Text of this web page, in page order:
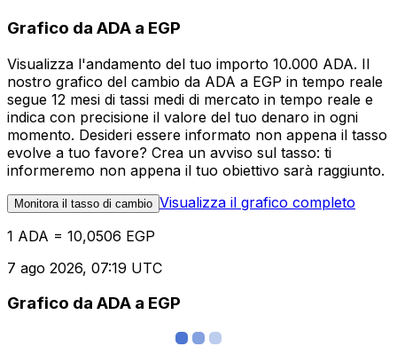
Grafico da ADA a EGP
Visualizza l'andamento del tuo importo 10.000 ADA. Il
nostro grafico del cambio da ADA a EGP in tempo reale
segue 12 mesi di tassi medi di mercato in tempo reale e
indica con precisione il valore del tuo denaro in ogni
momento. Desideri essere informato non appena il tasso
evolve a tuo favore? Crea un avviso sul tasso: ti
informeremo non appena il tuo obiettivo sarà raggiunto.
Monitora il tasso di cambio Visualizza il grafico completo
1 ADA = 10,0506 EGP
7 ago 2026, 07:19 UTC
Grafico da ADA a EGP